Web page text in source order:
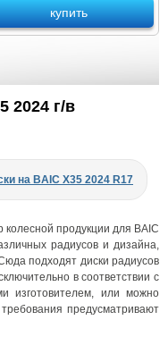
купить
2024 г/в
на BAIC X35 2024 R17
продукции для BAIC
радиусов и дизайна,
подходят диски радиусов
в соответствии с
изготовителем, или можно
предусматривают